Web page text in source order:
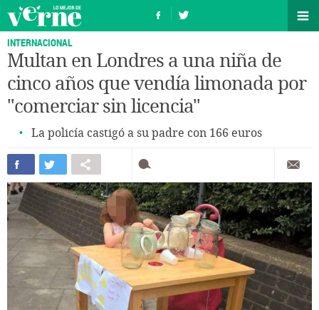
INTERNACIONAL
Multan en Londres a una niña de
cinco años que vendía limonada por
"comerciar sin licencia"
La policía castigó a su padre con 166 euros